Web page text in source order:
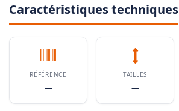
Caractéristiques techniques
RÉFÉRENCE
—
TAILLES
—